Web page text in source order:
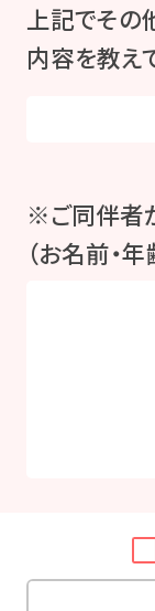
上記でその
内容を教え
※ご同伴者
（お名前・